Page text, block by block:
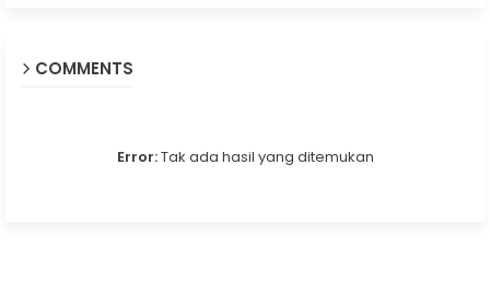
COMMENTS
Error:Tak ada hasil yang ditemukan